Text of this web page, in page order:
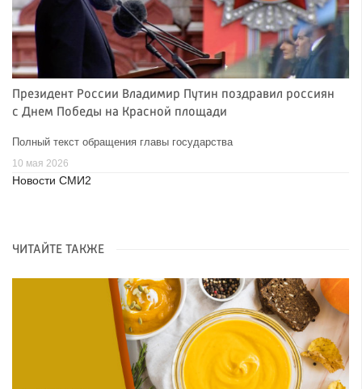
Президент России Владимир Путин поздравил россиян
с Днем Победы на Красной площади
Полный текст обращения главы государства
10 мая 2026
Новости СМИ2
ЧИТАЙТЕ ТАКЖЕ